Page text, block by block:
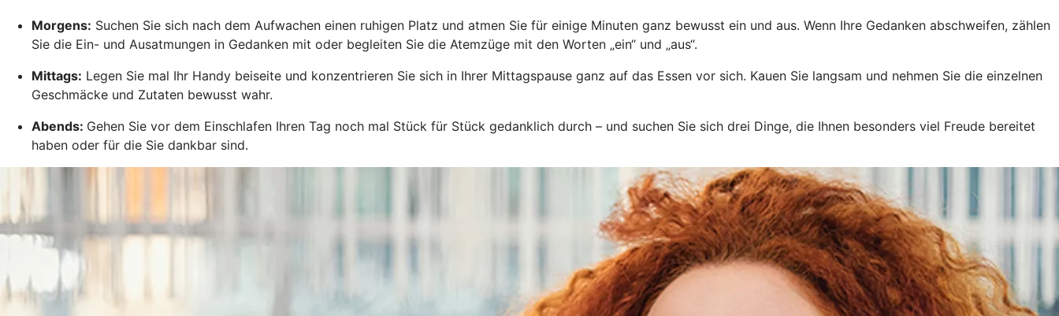
Morgens: Suchen Sie sich nach dem Aufwachen einen ruhigen Platz und atmen Sie für einige Minuten ganz bewusst ein und aus. Wenn Ihre Gedanken abschweifen, zählen
Sie die Ein- und Ausatmungen in Gedanken mit oder begleiten Sie die Atemzüge mit den Worten „ein“ und „aus“.
Mittags: Legen Sie mal Ihr Handy beiseite und konzentrieren Sie sich in Ihrer Mittagspause ganz auf das Essen vor sich. Kauen Sie langsam und nehmen Sie die einzelnen
Geschmäcke und Zutaten bewusst wahr.
Abends: Gehen Sie vor dem Einschlafen Ihren Tag noch mal Stück für Stück gedanklich durch – und suchen Sie sich drei Dinge, die Ihnen besonders viel Freude bereitet
haben oder für die Sie dankbar sind.